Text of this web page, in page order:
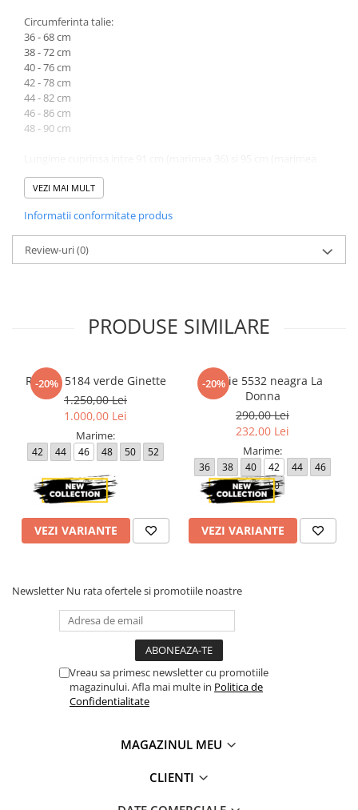
Circumferinta talie:
36 - 68 cm
38 - 72 cm
40 - 76 cm
42 - 78 cm
44 - 82 cm
46 - 86 cm
48 - 90 cm
48).
dispozitivul de pe care este vizualizat.
VEZI MAI MULT
Informatii conformitate produs
Review-uri(0)
PRODUSE SIMILARE
-20%
Rochie 5184 verde Ginette
1.250,00 Lei
1.000,00 Lei
Marime:
42 44 46 48 50 52
VEZI VARIANTE
-20%
Rochie 5532 neagra La
Donna
290,00 Lei
232,00 Lei
Marime:
36 38 40 42 44
46
48
50
VEZI VARIANTE
Newsletter Nu rata ofertele si promotiile noastre
Vreau sa primesc newsletter cu promotiile
magazinului. Afla mai multe in Politica de
Confidentialitate
MAGAZINUL MEU
CLIENTI